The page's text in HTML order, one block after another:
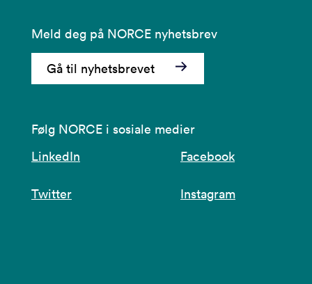
Meld deg på NORCE nyhetsbrev
Gå til nyhetsbrevet
Følg NORCE i sosiale medier
LinkedIn
Facebook
Twitter Instagram